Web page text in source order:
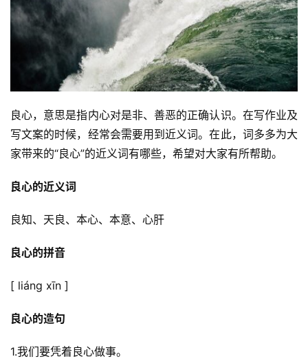
良心，意思是指内心对是非、善恶的正确认识。在写作业及
写文案的时候，经常会需要用到近义词。在此，词多多为大
家带来的“良心”的近义词有哪些，希望对大家有所帮助。
良心的近义词
良知、天良、本心、本意、心肝
良心的拼音
[ liáng xīn ]
良心的造句
1.我们要凭着良心做事。